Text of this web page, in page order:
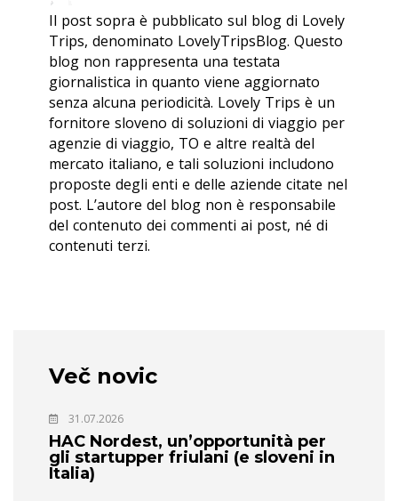
Il post sopra è pubblicato sul blog di Lovely
Trips, denominato LovelyTripsBlog. Questo
blog non rappresenta una testata
giornalistica in quanto viene aggiornato
senza alcuna periodicità. Lovely Trips è un
fornitore sloveno di soluzioni di viaggio per
agenzie di viaggio, TO e altre realtà del
mercato italiano, e tali soluzioni includono
proposte degli enti e delle aziende citate nel
post. L’autore del blog non è responsabile
del contenuto dei commenti ai post, né di
contenuti terzi.
Več novic
31.07.2026
HAC Nordest, un’opportunità per
gli startupper friulani (e sloveni in
Italia)